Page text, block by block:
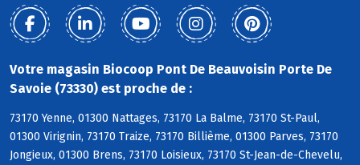
Votre magasin Biocoop Pont De Beauvoisin Porte De
Savoie (73330) est proche de :
73170 Yenne, 01300 Nattages, 73170 La Balme, 73170 St-Paul,
01300 Virignin, 73170 Traize, 73170 Billième, 01300 Parves, 73170
Jongieux, 01300 Brens, 73170 Loisieux, 73170 St-Jean-de-Chevelu,